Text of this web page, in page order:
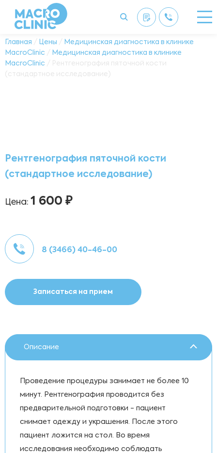
Главная / Цены /
Медицинская диагностика в клинике
MacroClinic /
Медицинская диагностика в клинике
MacroClinic / Рентгенография пяточной кости
(стандартное исследование)
Рентгенография пяточной кости
(стандартное исследование)
Цена: 1 600 ₽
8 (3466) 40-46-00
Записаться на прием
Описание
Проведение процедуры занимает не более 10
минут. Рентгенография проводится без
предварительной подготовки - пациент
снимает одежду и украшения. После этого
пациент ложится на стол. Во время
исследования необходимо соблюдать